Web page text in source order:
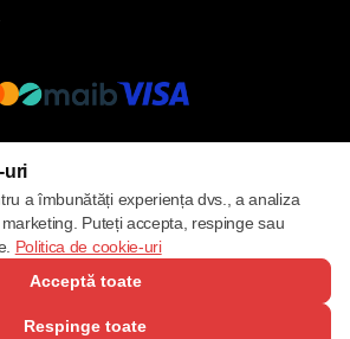
uri
a îmbunătăți experiența dvs., a analiza
Puteți accepta, respinge sau
Politica de cookie-uri
Acceptă toate
Respinge toate